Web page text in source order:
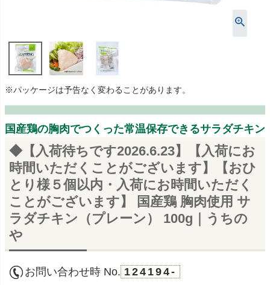
※パッケージは予告なく変わることがあります。
国産鶏の胸肉でつくった常温保存できるサラダチキン
◆【入荷待ちです2026.6.23】【入荷にお
時間いただくことがございます】【おひ
とり様５個以内・入荷にお時間いただく
ことがございます】 国産鶏 胸肉使用 サ
ラダチキン（プレーン） 100g｜うちの
や
お問い合わせ時 No. 124194-